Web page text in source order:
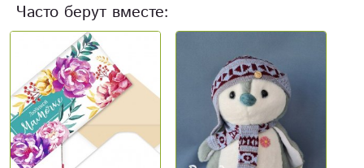
Часто берут вместе: